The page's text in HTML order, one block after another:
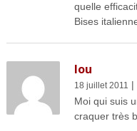
quelle
Bises
lou
18 juillet 2011 |
Moi qui suis
craquer très